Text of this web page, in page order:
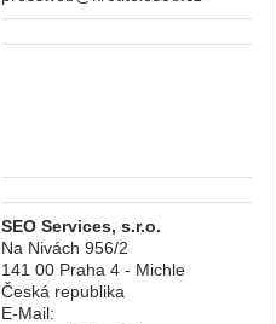
SEO Services, s.r.o.
Na Nivách 956/2
141 00 Praha 4 - Michle
Česká republika
E-Mail: